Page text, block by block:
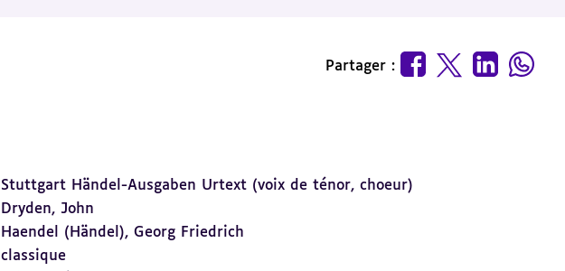
Partager :
Stuttgart Händel-Ausgaben Urtext (voix de ténor, choeur)
Dryden, John
Haendel (Händel), Georg Friedrich
classique